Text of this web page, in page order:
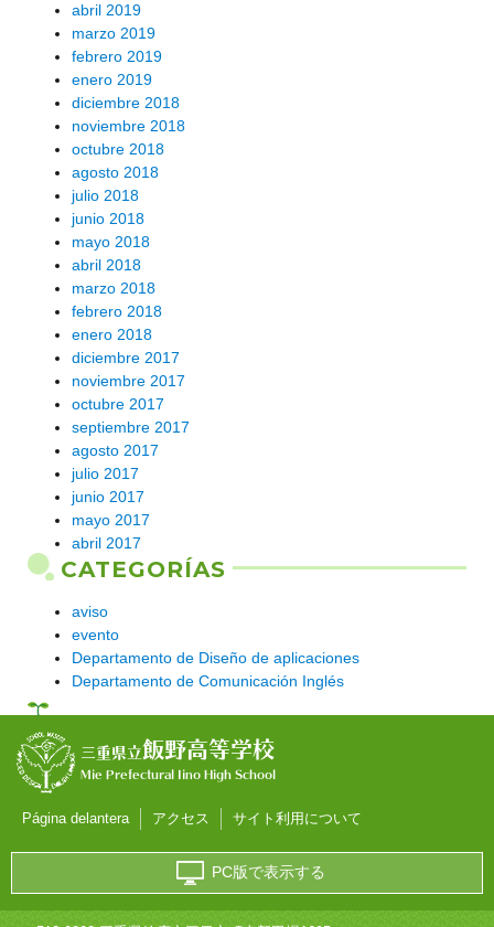
abril 2019
marzo 2019
febrero 2019
enero 2019
diciembre 2018
noviembre 2018
octubre 2018
agosto 2018
julio 2018
junio 2018
mayo 2018
abril 2018
marzo 2018
febrero 2018
enero 2018
diciembre 2017
noviembre 2017
octubre 2017
septiembre 2017
agosto 2017
julio 2017
junio 2017
mayo 2017
abril 2017
CATEGORÍAS
aviso
evento
Departamento de Diseño de aplicaciones
Departamento de Comunicación Inglés
三重県立飯野高等学校
Mie Prefectural Iino High School
Página delantera アクセス サイト利用について
PC版で表示する